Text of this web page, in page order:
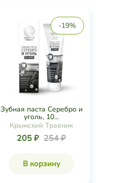
-19%
Зубная паста Серебро и
уголь, 10...
Крымский Травник
205 ₽ 254 ₽
В корзину